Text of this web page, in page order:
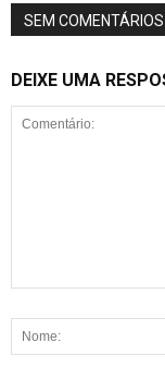
SEM COMENTÁRIOS
DEIXE UMA